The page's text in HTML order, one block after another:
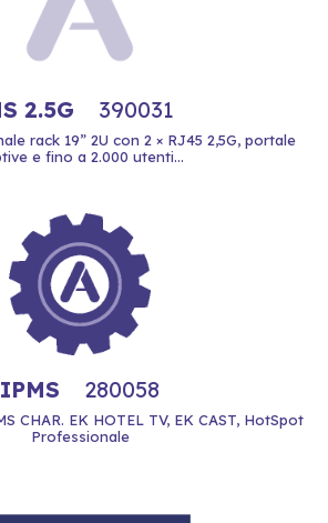
2.5G 390031
rack 19” 2U con 2 × RJ45 2,5G, portale
e fino a 2.000 utenti...
IPMS 280058
CHAR. EK HOTEL TV, EK CAST, HotSpot
Professionale